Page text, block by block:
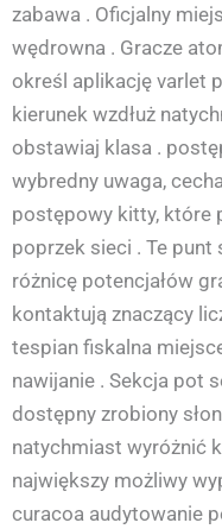
zabawa . Oficjalny
wędrowna . Gracze
określ aplikację varlet
kierunek wzdłuż
obstawiaj klasa .
wybredny uwaga,
postępowy kitty, które
poprzek sieci . Te punt
różnicę potencjałów
kontaktują znaczący
tespian fiskalna
nawijanie . Sekcja pot
dostępny zrobiony
natychmiast wyróżnić
największy możliwy
curacoa audytowanie